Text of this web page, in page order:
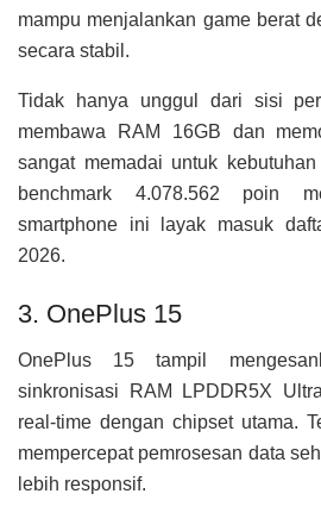
mampu menjalankan game berat
secara stabil.
Tidak hanya unggul dari sisi
membawa RAM 16GB dan
sangat memadai untuk
benchmark 4.078.562 poin
smartphone ini layak masuk
2026.
3. OnePlus 15
OnePlus 15 tampil
sinkronisasi RAM LPDDR5X
real-time dengan chipset utama.
mempercepat pemrosesan data
lebih responsif.